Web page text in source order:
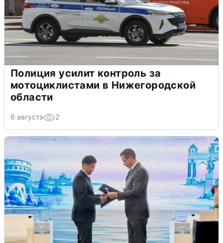
Полиция усилит контроль за
мотоциклистами в Нижегородской
области
6 августа 2